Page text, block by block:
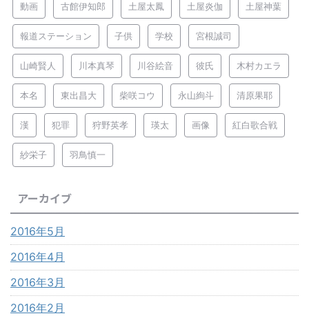
動画 古館伊知郎 土屋太鳳 土屋炎伽 土屋神葉
報道ステーション 子供 学校 宮根誠司
山崎賢人 川本真琴 川谷絵音 彼氏 木村カエラ
本名 東出昌大 柴咲コウ 永山絢斗 清原果耶
漢 犯罪 狩野英孝 瑛太 画像 紅白歌合戦
紗栄子 羽鳥慎一
アーカイブ
2016年5月
2016年4月
2016年3月
2016年2月